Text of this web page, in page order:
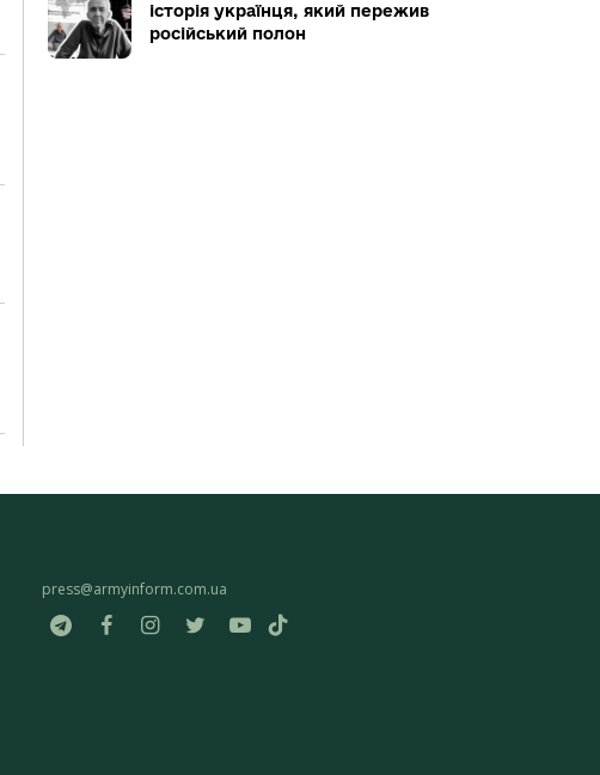
історія українця, який пережив
російський полон
press@armyinform.com.ua